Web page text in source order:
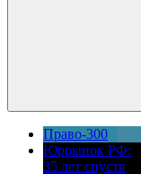
Право-300
Юррынок РФ:
35 лет спустя